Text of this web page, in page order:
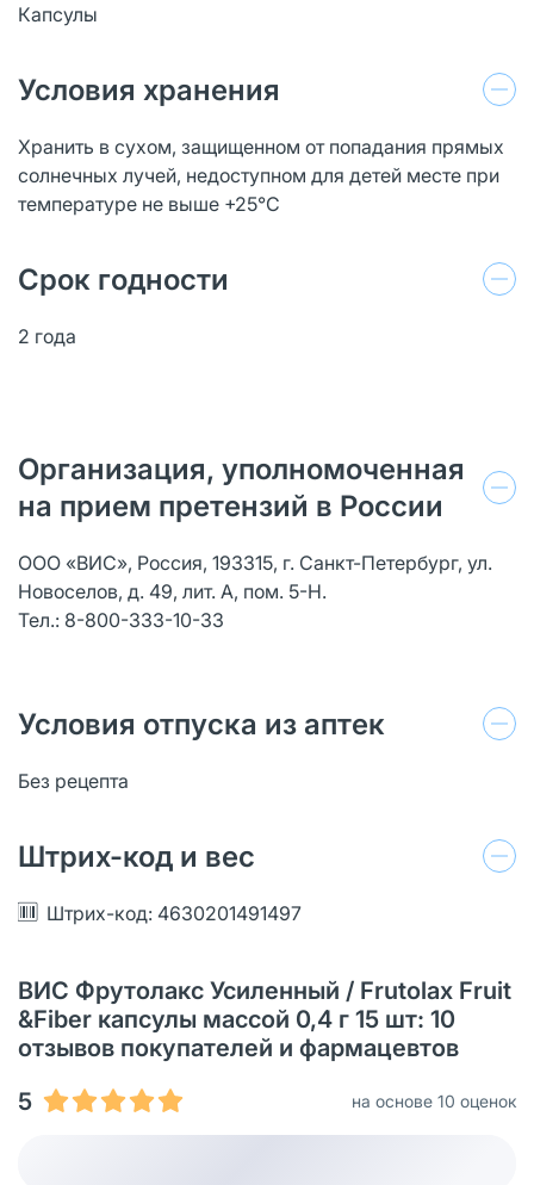
Капсулы
Условия хранения
Хранить в сухом, защищенном от попадания прямых
солнечных лучей, недоступном для детей месте при
температуре не выше +25°С
Срок годности
2 года
Организация, уполномоченная
на прием претензий в России
ООО «ВИС», Россия, 193315, г. Санкт-Петербург, ул.
Новоселов, д. 49, лит. А, пом. 5-Н.
Тел.: 8-800-333-10-33
Условия отпуска из аптек
Без рецепта
Штрих-код и вес
Штрих-код: 4630201491497
ВИС Фрутолакс Усиленный / Frutolax Fruit
&Fiber капсулы массой 0,4 г 15 шт: 10
отзывов покупателей и фармацевтов
5
на основе 10 оценок